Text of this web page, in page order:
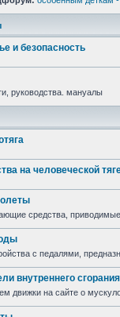
и безопасность
руководства. мануалы
на человеческой
средства,
с педалями,
внутреннего
движки на сайте о